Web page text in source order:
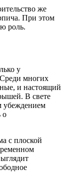
же
При этом
роль.
у
многих
и настоящий
В свете
убеждением
о
с плоской